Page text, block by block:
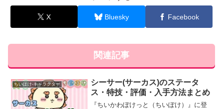
X Bluesky Facebook
関連記事
ちいぽけ-キャラクター
シーサー(サーカス)のステータ
ス・特技・評価・入手方法まとめ
『ちいかわぽけっと（ちいぽけ）』に登